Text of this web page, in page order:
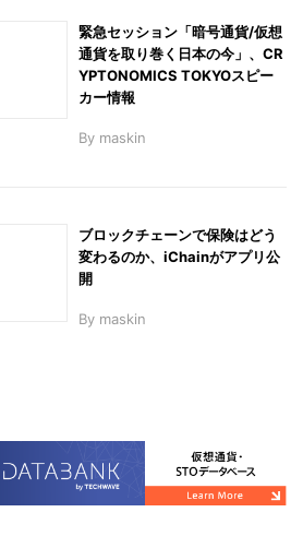
緊急セッション「暗号通貨/仮想
通貨を取り巻く日本の今」、CR
YPTONOMICS TOKYOスピー
カー情報
By maskin
ブロックチェーンで保険はどう
変わるのか、iChainがアプリ公
開
By maskin